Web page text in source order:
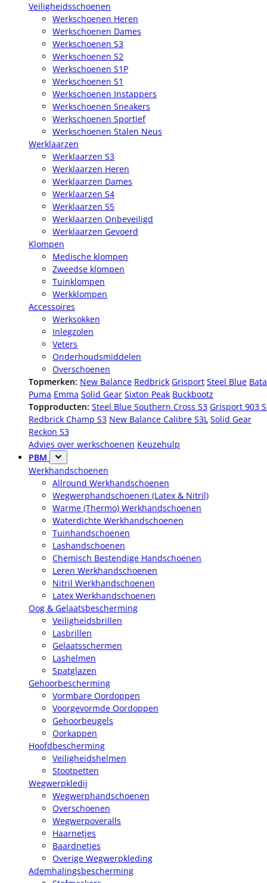
Veiligheidsschoenen
Werkschoenen Heren
Werkschoenen Dames
Werkschoenen S3
Werkschoenen S2
Werkschoenen S1P
Werkschoenen S1
Werkschoenen Instappers
Werkschoenen Sneakers
Werkschoenen Sportief
Werkschoenen Stalen Neus
Werklaarzen
Werklaarzen S3
Werklaarzen Heren
Werklaarzen Dames
Werklaarzen S4
Werklaarzen S5
Werklaarzen Onbeveiligd
Werklaarzen Gevoerd
Klompen
Medische klompen
Zweedse klompen
Tuinklompen
Werkklompen
Accessoires
Werksokken
Inlegzolen
Veters
Onderhoudsmiddelen
Overschoenen
Topmerken: New Balance Redbrick Grisport Steel Blue Bata
Puma Emma Solid Gear Sixton Peak Buckbootz
Topproducten: Steel Blue Southern Cross S3 Grisport 903
Redbrick Champ S3 New Balance Calibre S3L Solid Gear
Reckon S3
Advies over werkschoenen Keuzehulp
PBM
Werkhandschoenen
Allround Werkhandschoenen
Wegwerphandschoenen (Latex & Nitril)
Warme (Thermo) Werkhandschoenen
Waterdichte Werkhandschoenen
Tuinhandschoenen
Lashandschoenen
Chemisch Bestendige Handschoenen
Leren Werkhandschoenen
Nitril Werkhandschoenen
Latex Werkhandschoenen
Oog & Gelaatsbescherming
Veiligheidsbrillen
Lasbrillen
Gelaatsschermen
Lashelmen
Spatglazen
Gehoorbescherming
Vormbare Oordoppen
Voorgevormde Oordoppen
Gehoorbeugels
Oorkappen
Hoofdbescherming
Veiligheidshelmen
Stootpetten
Wegwerpkledij
Wegwerphandschoenen
Overschoenen
Wegwerpoveralls
Haarnetjes
Baardnetjes
Overige Wegwerpkleding
Ademhalingsbescherming